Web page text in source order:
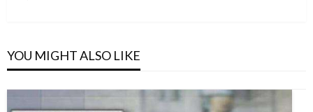
YOU MIGHT ALSO LIKE